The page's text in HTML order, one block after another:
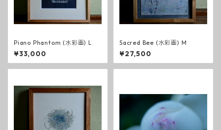
Piano Phantom (水彩画) L
¥33,000
Sacred Bee (水彩画) M
¥27,500